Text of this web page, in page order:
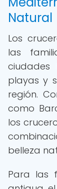
Natural
Los
las
ciudades
playas y
región.
como
los
belleza
Para las